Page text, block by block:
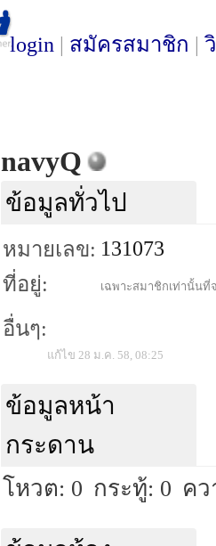
login | สมัครสมาชิก |
navyQ
ข้อมูลทั่วไป
หมายเลข: 131073
ที่อยู่:
เฉพาะสมาชิกเท่านั้นที่
อื่นๆ:
แก้ไข 28 ม.ค. 58, 08:25
ข้อมูลหน้า
กระดาน
โหวต: 0 กระทู้: 0 คว